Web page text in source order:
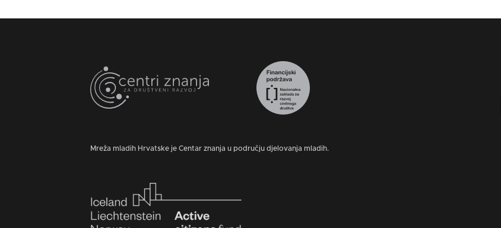
Mreža mladih Hrvatske je Centar znanja u području djelovanja mladih.